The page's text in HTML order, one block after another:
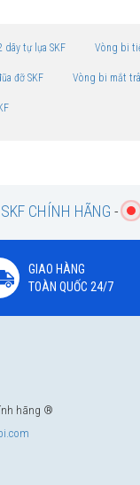
dãy tự lựa SKF Vòng bi
đỡ SKF Vòng bi mắt
CHÍNH HÃNG -
GIAO HÀNG
TOÀN QUỐC 24/7
hãng ®